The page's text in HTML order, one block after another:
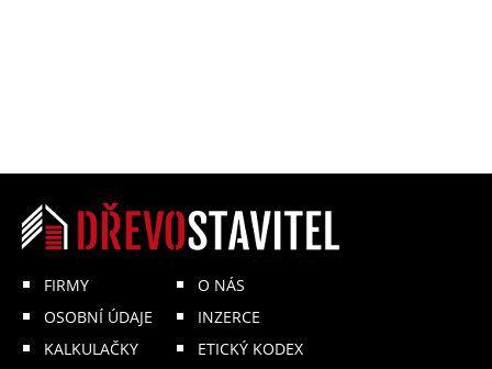
FIRMY
OSOBNÍ ÚDAJE
KALKULAČKY
O NÁS
INZERCE
ETICKÝ KODEX